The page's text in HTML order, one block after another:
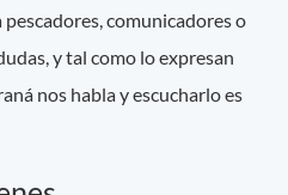
pescadores, comunicadores o
y tal como lo expresan
nos habla y escucharlo es